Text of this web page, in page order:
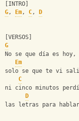
[INTRO]
G, Em, C, D
[VERSOS]
G
No se que día es hoy,
Em
solo se que te vi
C
ni cinco minutos
D
las letras para hablar